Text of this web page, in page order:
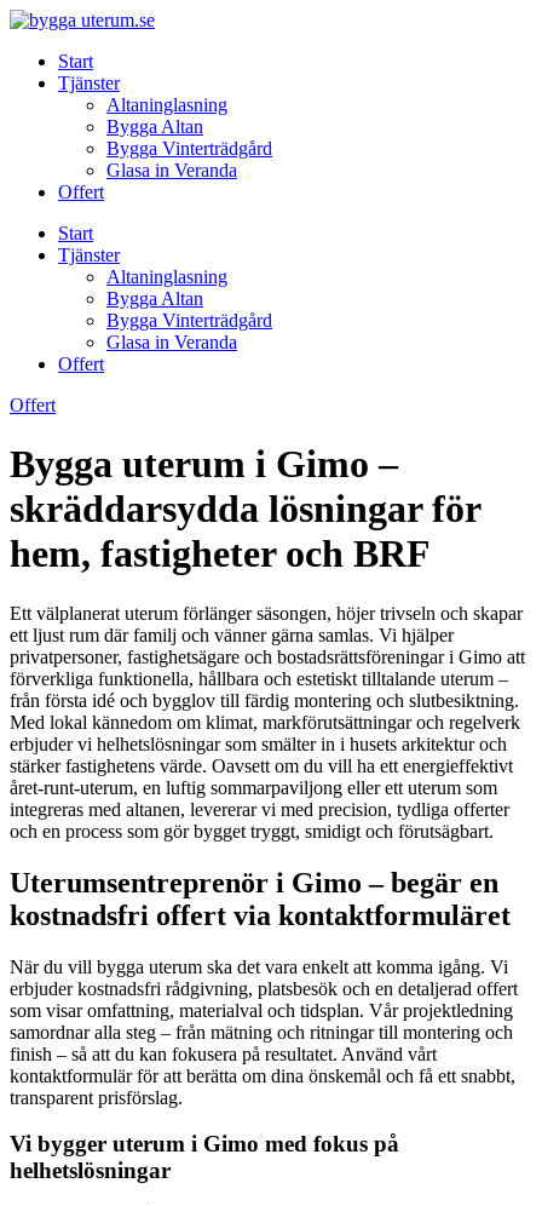
Skip
contentStart
Tjänster
Altaninglasning
Bygga Altan
Bygga Vinterträdgård
Glasa in Veranda
Offert
Start
Tjänster
Altaninglasning
Bygga Altan
Bygga Vinterträdgård
Glasa in Veranda
Offert
Offert
Bygga uterum i Gimo –
skräddarsydda lösningar för
hem, fastigheter och BRF
Ett välplanerat uterum förlänger säsongen, höjer trivseln och skapar
ett ljust rum där familj och vänner gärna samlas. Vi hjälper
privatpersoner, fastighetsägare och bostadsrättsföreningar i Gimo att
förverkliga funktionella, hållbara och estetiskt tilltalande uterum –
från första idé och bygglov till färdig montering och slutbesiktning.
Med lokal kännedom om klimat, markförutsättningar och regelverk
erbjuder vi helhetslösningar som smälter in i husets arkitektur och
stärker fastighetens värde. Oavsett om du vill ha ett energieffektivt
året-runt-uterum, en luftig sommarpaviljong eller ett uterum som
integreras med altanen, levererar vi med precision, tydliga offerter
och en process som gör bygget tryggt, smidigt och förutsägbart.
Uterumsentreprenör i Gimo – begär en
kostnadsfri offert via kontaktformuläret
När du vill bygga uterum ska det vara enkelt att komma igång. Vi
erbjuder kostnadsfri rådgivning, platsbesök och en detaljerad offert
som visar omfattning, materialval och tidsplan. Vår projektledning
samordnar alla steg – från mätning och ritningar till montering och
finish – så att du kan fokusera på resultatet. Använd vårt
kontaktformulär för att berätta om dina önskemål och få ett snabbt,
transparent prisförslag.
Vi bygger uterum i Gimo med fokus på
helhetslösningar